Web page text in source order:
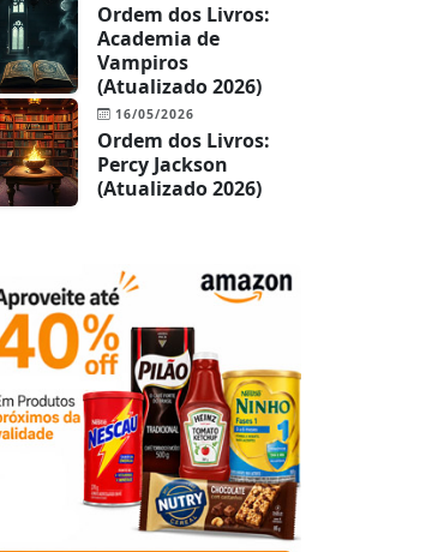
Ordem dos Livros:
Academia de
Vampiros
(Atualizado 2026)
16/05/2026
Ordem dos Livros:
Percy Jackson
(Atualizado 2026)